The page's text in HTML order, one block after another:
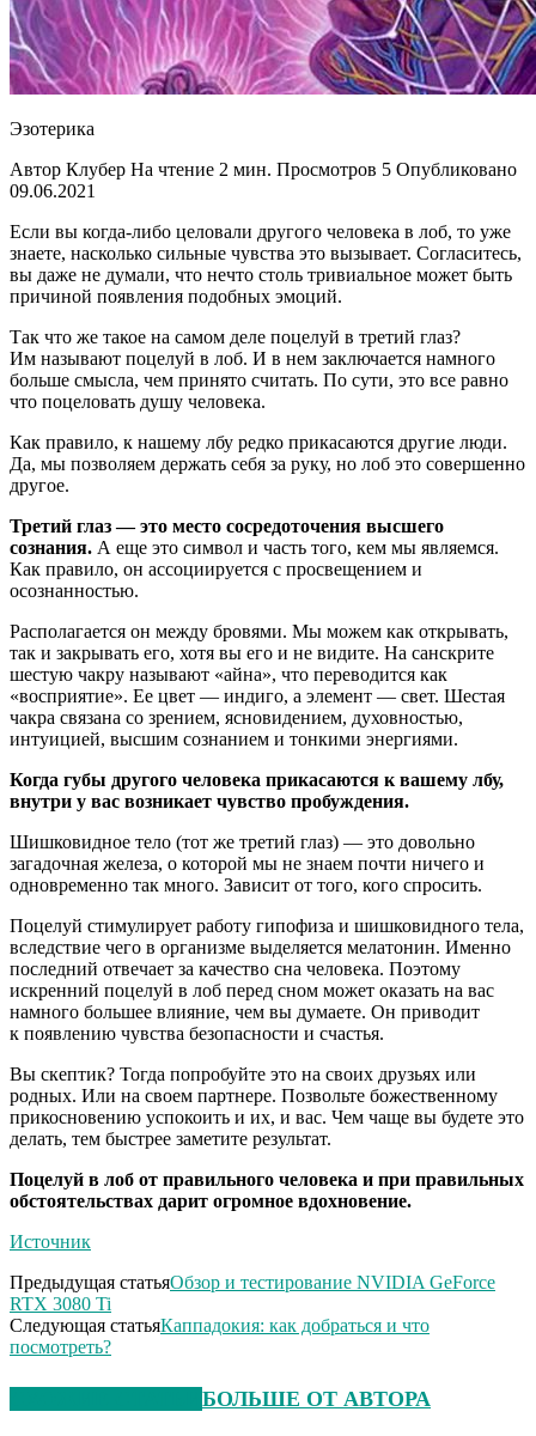
Эзотерика
Автор Клубер На чтение 2 мин. Просмотров 5 Опубликовано
09.06.2021
Если вы когда-либо целовали другого человека в лоб, то уже
знаете, насколько сильные чувства это вызывает. Согласитесь,
вы даже не думали, что нечто столь тривиальное может быть
причиной появления подобных эмоций.
Так что же такое на самом деле поцелуй в третий глаз?
Им называют поцелуй в лоб. И в нем заключается намного
больше смысла, чем принято считать. По сути, это все равно
что поцеловать душу человека.
Как правило, к нашему лбу редко прикасаются другие люди.
Да, мы позволяем держать себя за руку, но лоб это совершенно
другое.
Третий глаз — это место сосредоточения высшего
сознания. А еще это символ и часть того, кем мы являемся.
Как правило, он ассоциируется с просвещением и
осознанностью.
Располагается он между бровями. Мы можем как открывать,
так и закрывать его, хотя вы его и не видите. На санскрите
шестую чакру называют «айна», что переводится как
«восприятие». Ее цвет — индиго, а элемент — свет. Шестая
чакра связана со зрением, ясновидением, духовностью,
интуицией, высшим сознанием и тонкими энергиями.
Когда губы другого человека прикасаются к вашему лбу,
внутри у вас возникает чувство пробуждения.
Шишковидное тело (тот же третий глаз) — это довольно
загадочная железа, о которой мы не знаем почти ничего и
одновременно так много. Зависит от того, кого спросить.
Поцелуй стимулирует работу гипофиза и шишковидного тела,
вследствие чего в организме выделяется мелатонин. Именно
последний отвечает за качество сна человека. Поэтому
искренний поцелуй в лоб перед сном может оказать на вас
намного большее влияние, чем вы думаете. Он приводит
к появлению чувства безопасности и счастья.
Вы скептик? Тогда попробуйте это на своих друзьях или
родных. Или на своем партнере. Позвольте божественному
прикосновению успокоить и их, и вас. Чем чаще вы будете это
делать, тем быстрее заметите результат.
Поцелуй в лоб от правильного человека и при правильных
обстоятельствах дарит огромное вдохновение.
Источник
Предыдущая статьяОбзор и тестирование NVIDIA GeForce
RTX 3080 Ti
Следующая статьяКаппадокия: как добраться и что
посмотреть?
БОЛЬШЕ ОТ АВТОРА